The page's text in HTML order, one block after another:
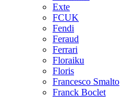
Exte
FCUK
Fendi
Feraud
Ferrari
Floraiku
Floris
Francesco Smalto
Franck Boclet